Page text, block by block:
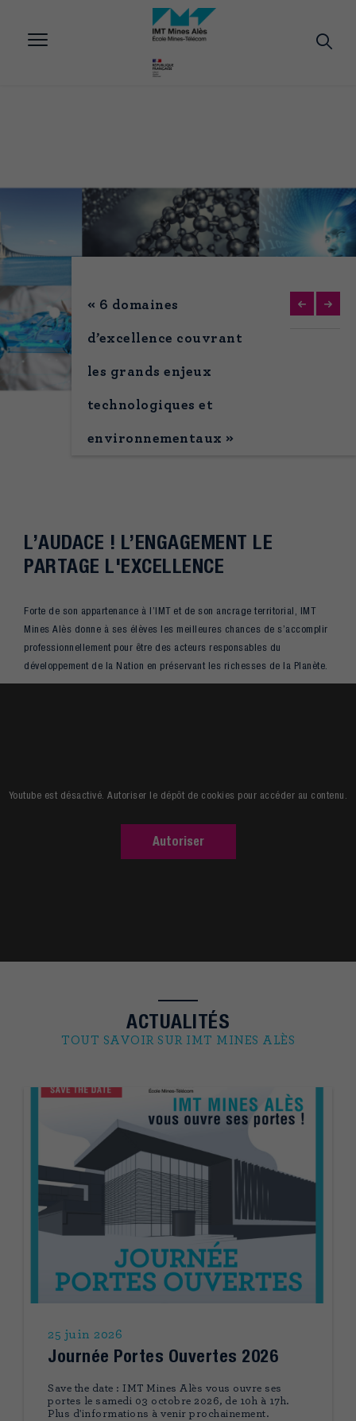
contenu
« 6 domaines
d’excellence couvrant
les grands enjeux
technologiques et
environnementaux »
L’AUDACE ! L’ENGAGEMENT LE
PARTAGE L'EXCELLENCE
Forte de son appartenance à l’IMT et de son ancrage territorial, IMT
Mines Alès donne à ses élèves les meilleures chances de s’accomplir
professionnellement pour être des acteurs responsables du
développement de la Nation en préservant les richesses de la Planète.
Youtube est désactivé. Autoriser le dépôt de cookies pour accéder au contenu.
Autoriser
ACTUALITÉS
TOUT SAVOIR SUR IMT MINES ALÈS
25 juin 2026
Journée Portes Ouvertes 2026
Save the date : IMT Mines Alès vous ouvre ses
portes le samedi 03 octobre 2026, de 10h à 17h.
Plus d'informations à venir prochainement.